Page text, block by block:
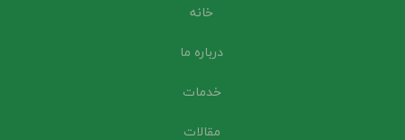
خانه
درباره ما
خدمات
مقالات